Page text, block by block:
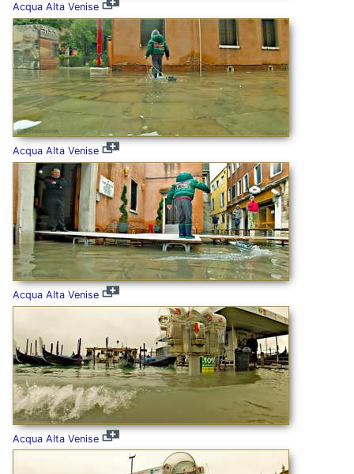
Acqua Alta Venise
Acqua Alta Venise
Acqua Alta Venise
Acqua Alta Venise